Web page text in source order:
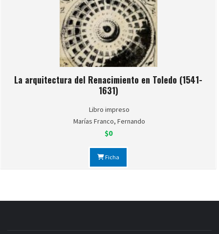
La arquitectura del Renacimiento en Toledo (1541-
1631)
Libro impreso
Marías Franco, Fernando
$0
Ficha